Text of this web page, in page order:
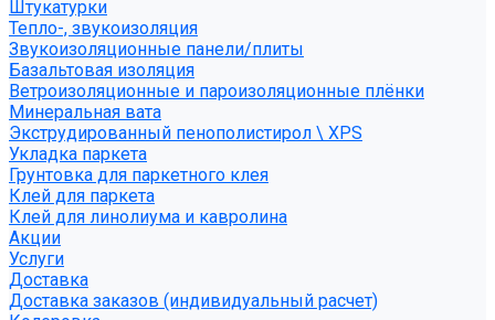
Штукатурки
Тепло-, звукоизоляция
Звукоизоляционные панели/плиты
Базальтовая изоляция
Ветроизоляционные и пароизоляционные плёнки
Минеральная вата
Экструдированный пенополистирол \ XPS
Укладка паркета
Грунтовка для паркетного клея
Клей для паркета
Клей для линолиума и кавролина
Акции
Услуги
Доставка
Доставка заказов (индивидуальный расчет)